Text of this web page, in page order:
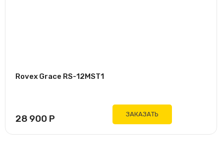
Rovex Grace RS-12MST1
28 900 Р ЗАКАЗАТЬ